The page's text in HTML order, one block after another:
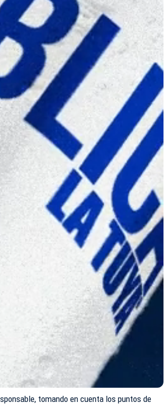
tomando en cuenta los puntos de